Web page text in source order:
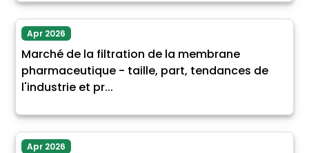
Apr 2026
Marché de la filtration de la membrane
pharmaceutique - taille, part, tendances de
l'industrie et pr...
Apr 2026